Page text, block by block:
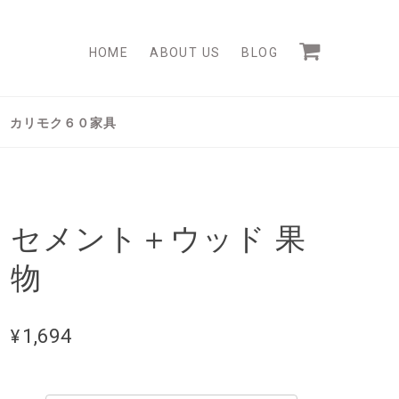
HOME ABOUT US BLOG
カリモク６０家具
セメント＋ウッド 果
物
¥1,694